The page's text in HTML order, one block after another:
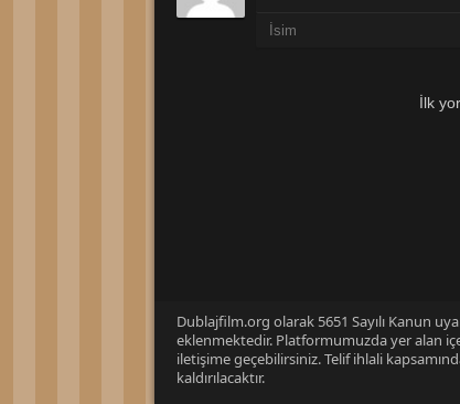
İlk
Dublajfilm.org olarak 5651 Sayılı Kanun
eklenmektedir. Platformumuzda yer alan
iletişime geçebilirsiniz. Telif ihlali
kaldırılacaktır.